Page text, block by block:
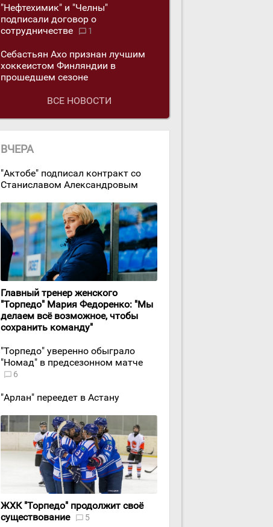
"Нефтехимик" и "Челны"
подписали договор о
сотрудничестве
1
Себастьян Ахо признан лучшим
хоккеистом Финляндии в
прошедшем сезоне
ВСЕ НОВОСТИ
ВЧЕРА
"Актобе" подписал контракт со
Станиславом Александровым
Главный тренер женского
"Торпедо" Мария Федоренко: "Мы
делаем всё возможное, чтобы
сохранить команду"
"Торпедо" уверенно обыграло
"Номад" в предсезонном матче
6
"Арлан" переедет в Астану
ЖХК "Торпедо" продолжит своё
существование
5